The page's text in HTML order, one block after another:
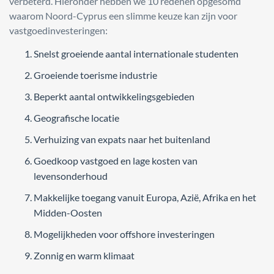
waarom Noord-Cyprus een slimme keuze kan zijn voor
vastgoedinvesteringen:
Snelst groeiende aantal internationale studenten
Groeiende toerisme industrie
Beperkt aantal ontwikkelingsgebieden
Geografische locatie
Verhuizing van expats naar het buitenland
Goedkoop vastgoed en lage kosten van
levensonderhoud
Makkelijke toegang vanuit Europa, Azië, Afrika en het
Midden-Oosten
Mogelijkheden voor offshore investeringen
Zonnig en warm klimaat